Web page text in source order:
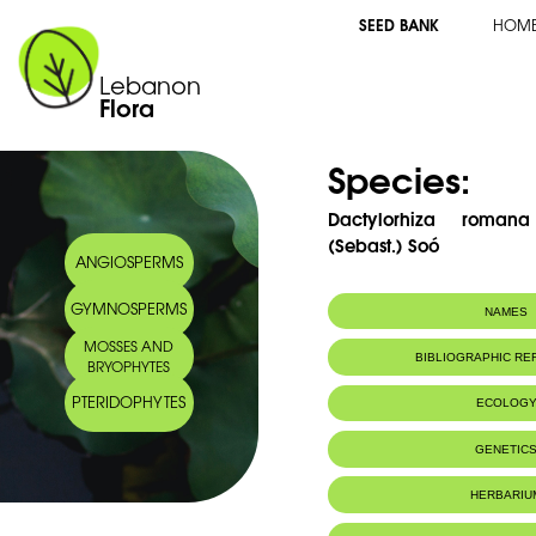
Lebanon
Flora
SEED BANK
ANGIOSPERMS
GYMNOSPERMS
MOSSES AND
BRYOPHYTES
PTERIDOPHYTES
Species:
Dactylorhiza
(Sebast.) Soó
NAMES
Synonym(s):
Orchis romana
Mouterde
Orchis de Rome
Arabic name: ‎سَحْلَب روما
BIBLIOGRAPHIC
ECOLOGY
Lieux boisés
calcaires